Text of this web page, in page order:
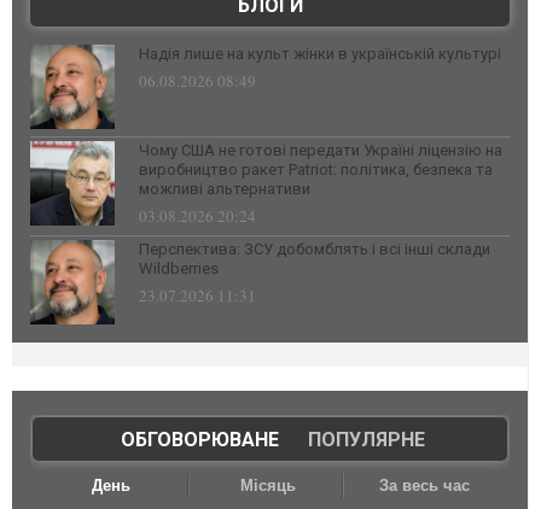
БЛОГИ
Надія лише на культ жінки в українській культурі
06.08.2026 08:49
Чому США не готові передати Україні ліцензію на
виробництво ракет Patriot: політика, безпека та
можливі альтернативи
03.08.2026 20:24
Перспектива: ЗСУ добомблять і всі інші склади
Wildberries
23.07.2026 11:31
ОБГОВОРЮВАНЕ| ПОПУЛЯРНЕ
День Місяць За весь час